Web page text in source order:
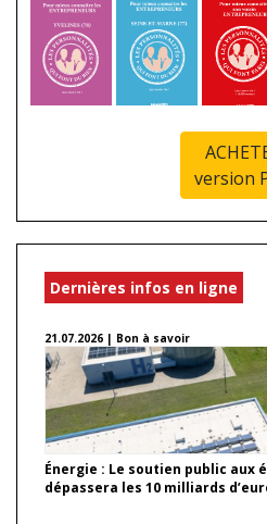
version
Dernières infos en ligne
21.07.2026 | Bon à savoir
Énergie : Le soutien public aux
dépassera les 10 milliards